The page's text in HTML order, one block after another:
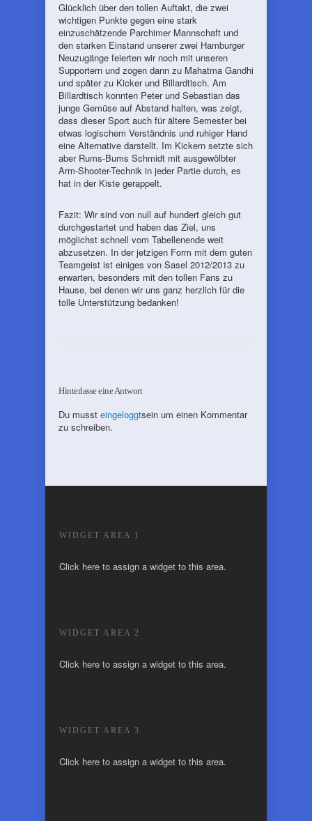
Glücklich über den tollen Auftakt, die zwei
wichtigen Punkte gegen eine stark
einzuschätzende Parchimer Mannschaft und
den starken Einstand unserer zwei Hamburger
Neuzugänge feierten wir noch mit unseren
Supportern und zogen dann zu Mahatma Gandhi
und später zu Kicker und Billardtisch. Am
Billardtisch konnten Peter und Sebastian das
junge Gemüse auf Abstand halten, was zeigt,
dass dieser Sport auch für ältere Semester bei
etwas logischem Verständnis und ruhiger Hand
eine Alternative darstellt. Im Kickern setzte sich
aber Rums-Bums Schmidt mit ausgewölbter
Arm-Shooter-Technik in jeder Partie durch, es
hat in der Kiste gerappelt.
Fazit: Wir sind von null auf hundert gleich gut
durchgestartet und haben das Ziel, uns
möglichst schnell vom Tabellenende weit
abzusetzen. In der jetzigen Form mit dem guten
Teamgeist ist einiges von Sasel 2012/2013 zu
erwarten, besonders mit den tollen Fans zu
Hause, bei denen wir uns ganz herzlich für die
tolle Unterstützung bedanken!
Hinterlasse eine Antwort
Du musst eingeloggtsein um einen Kommentar
zu schreiben.
WIDGET AREA 1
Click here to assign a widget to this area.
WIDGET AREA 2
Click here to assign a widget to this area.
WIDGET AREA 3
Click here to assign a widget to this area.